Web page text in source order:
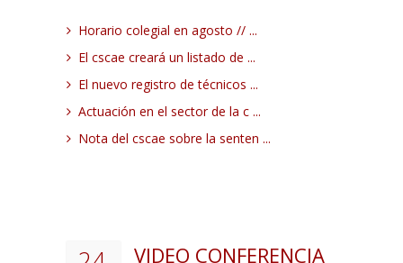
Horario colegial en agosto // ...
El cscae creará un listado de ...
El nuevo registro de técnicos ...
Actuación en el sector de la c ...
Nota del cscae sobre la senten ...
VIDEO CONFERENCIA